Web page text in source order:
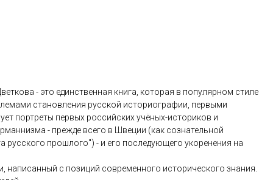
- это единственная книга, которая в популярном стиле
становления русской историографии, первыми
портреты первых российских учёных-историков и
- прежде всего в Швеции (как сознательной
прошлого") - и его последующего укоренения на
написанный с позиций современного исторического знания.